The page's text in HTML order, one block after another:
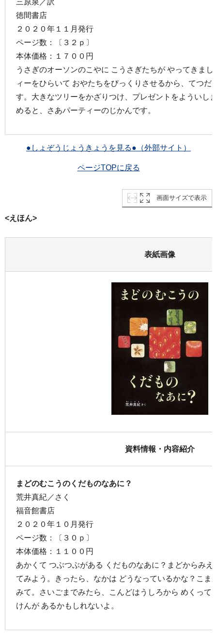
三原泉／訳
徳間書店
２０２０年１１月発行
ページ数：〔３２ｐ〕
本体価格：１７００円
うさぎのオーソンのこやに こうさぎたちが やってきま
ィーをひらいて おやたちをびっくりさせるから、てつだ
す。大きなツリーをかざりつけ、プレゼントをよういし
めると、さあパーティーのじかんです。
●しょぞうじょうきょうを見る●（外部サイト）
ページTOPに戻る
画面サイズで表示
<えほん>
表紙画像
資料情報・内容紹介
まどのむこうのくだものなあに？
荒井真紀／さく
福音館書店
２０２０年１０月発行
ページ数：〔３０ｐ〕
本体価格：１１００円
あかくて つぶつぶがある くだものなあに？まどからみえ
てみよう。きったら、なかは どうなっているかな？こま
みて。さいごまでみたら、こんどはうしろから めくって
けんが あるかもしれないよ。